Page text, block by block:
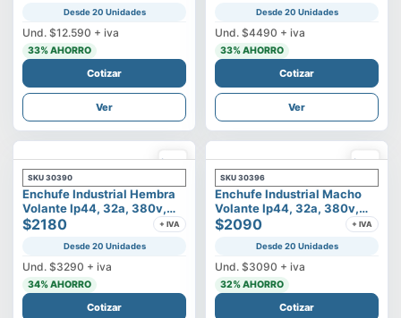
Desde 20 Unidades
Und. $12.590 + iva
33% AHORRO
Cotizar
Ver
Desde 20 Unidades
Und. $4490 + iva
33% AHORRO
Cotizar
Ver
SKU 30390
Enchufe Industrial Hembra
Volante Ip44, 32a, 380v,
3p+t
$2180 + IVA
Desde 20 Unidades
Und. $3290 + iva
34% AHORRO
Cotizar
SKU 30396
Enchufe Industrial Macho
Volante Ip44, 32a, 380v,
3p+t
$2090 + IVA
Desde 20 Unidades
Und. $3090 + iva
32% AHORRO
Cotizar